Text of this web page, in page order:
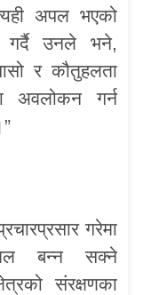
अपल भएको
गर्दै उनले भने,
र कौतुहलता
अवलोकन गर्न
गरेमा
बन्न सक्ने
संरक्षणका